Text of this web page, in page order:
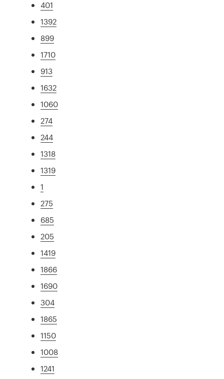
401
1392
899
1710
913
1632
1060
274
244
1318
1319
1
275
685
205
1419
1866
1690
304
1865
1150
1008
1241